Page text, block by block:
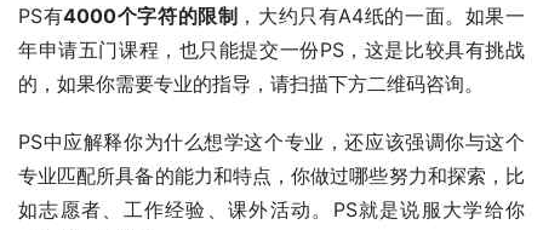
PS有4000个字符的限制 ，大约只有A4纸的一面。如果一
年申请五门课程，也只能提交一份PS，这是比较具有挑战
的，如果你需要专业的指导，请扫描下方二维码咨询。
PS中应解释你为什么想学这个专业，还应该强调你与这个
专业匹配所具备的能力和特点，你做过哪些努力和探索，比
如志愿者、工作经验、课外活动。PS就是说服大学给你